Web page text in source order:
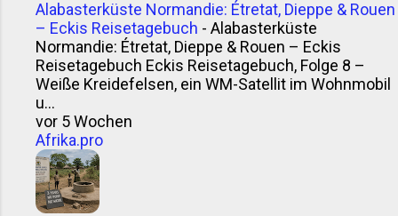
Alabasterküste Normandie: Étretat, Dieppe & Rouen
– Eckis Reisetagebuch - Alabasterküste
Normandie: Étretat, Dieppe & Rouen – Eckis
Reisetagebuch Eckis Reisetagebuch, Folge 8 –
Weiße Kreidefelsen, ein WM-Satellit im Wohnmobil
u...
vor 5 Wochen
Afrika.pro